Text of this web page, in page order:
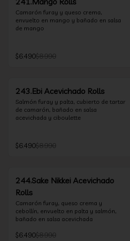
Camarón furay y queso crema,
envuelto en mango y bañado en salsa
de mango
$6.490$8.990
243.Ebi Acevichado Rolls
Salmón furay y palta, cubierto de tartar
de camarón, bañado en salsa
acevichada y ciboulette
$6.490$8.990
244.Sake Nikkei Acevichado
Rolls
Camarón furay, queso crema y
cebollín, envuelto en palta y salmón,
bañado en salsa acevichada
$6.490$8.990